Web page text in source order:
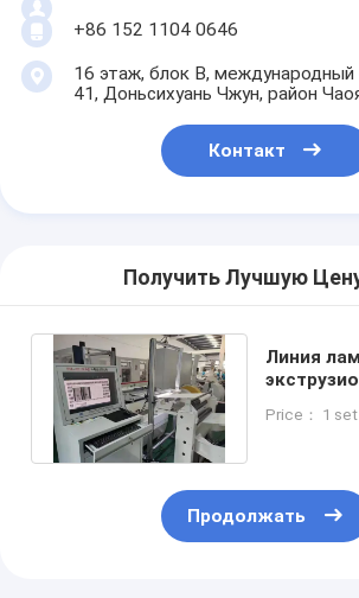
+86 152 1104 0646
16 этаж, блок B, международный
41, Доньсихуань Чжун, район
Контакт
Получить Лучшую
Линия
Lip 236 м/
Price： 1 set
Продолжать